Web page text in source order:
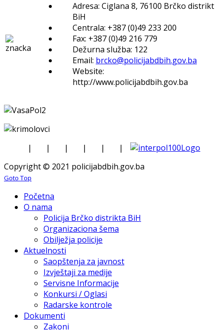
Adresa: Ciglana 8, 76100 Brčko distrikt
BiH
Centrala: +387 (0)49 233 200
Fax: +387 (0)49 216 779
Dežurna služba: 122
Email: brcko@policijabdbih.gov.ba
Website:
http://www.policijabdbih.gov.ba
| | | | |
|
Copyright © 2021 policijabdbih.gov.ba
Goto Top
Početna
O nama
Policija Brčko distrikta BiH
Organizaciona šema
Obilježja policije
Aktuelnosti
Saopštenja za javnost
Izvještaji za medije
Servisne Informacije
Konkursi / Oglasi
Radarske kontrole
Dokumenti
Zakoni